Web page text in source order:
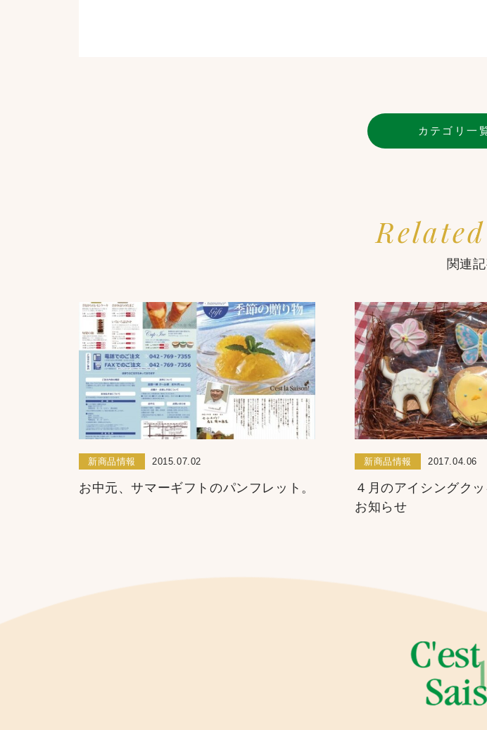
カテゴリ一
関連
新商品情報 2015.07.02
お中元、サマーギフトのパンフレット。
新商品情報 2017.04.06
４月のアイシングク
お知らせ